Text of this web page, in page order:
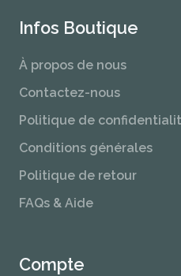
Infos Boutique
À propos de nous
Contactez-nous
Politique de
Conditions générales
Politique de retour
FAQs & Aide
Compte